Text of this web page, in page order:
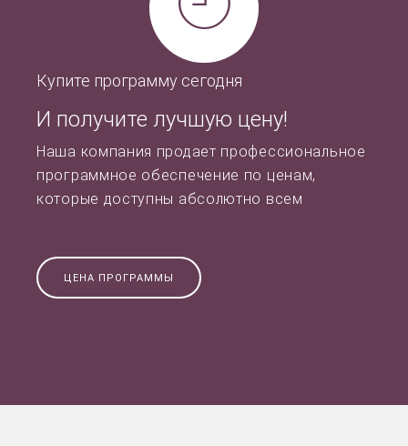
Купите программу сегодня
И получите лучшую цену!
Наша компания продает профессиональное
программное обеспечение по ценам,
которые доступны абсолютно всем
ЦЕНА ПРОГРАММЫ